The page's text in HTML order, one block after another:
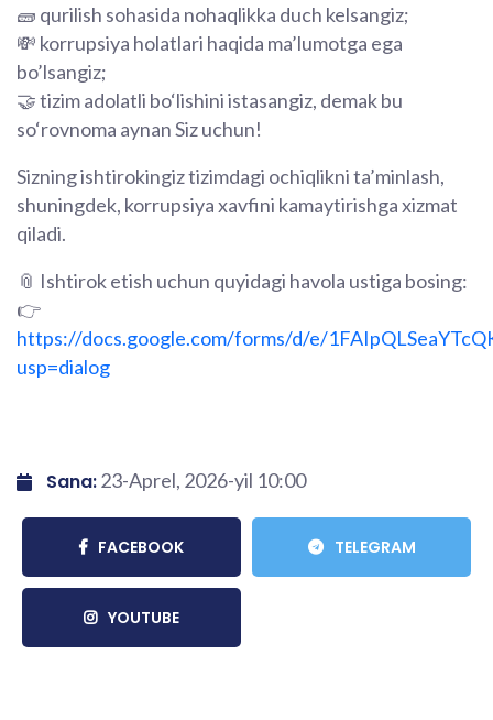
🧱 qurilish sohasida nohaqlikka duch kelsangiz;
💸 korrupsiya holatlari haqida ma’lumotga ega
bo’lsangiz;
🤝 tizim adolatli bo‘lishini istasangiz, demak bu
so‘rovnoma aynan Siz uchun!
Sizning ishtirokingiz tizimdagi ochiqlikni ta’minlash,
shuningdek, korrupsiya xavfini kamaytirishga xizmat
qiladi.
📎 Ishtirok etish uchun quyidagi havola ustiga bosing:
👉
https://docs.google.com/forms/d/e/
usp=dialog
Sana:23-Aprel, 2026-yil 10:00
FACEBOOK TELEGRAM
YOUTUBE